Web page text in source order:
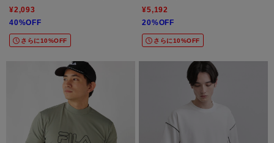
¥2,093
40%OFF
さらに10%OFF
¥5,192
20%OFF
さらに10%OFF